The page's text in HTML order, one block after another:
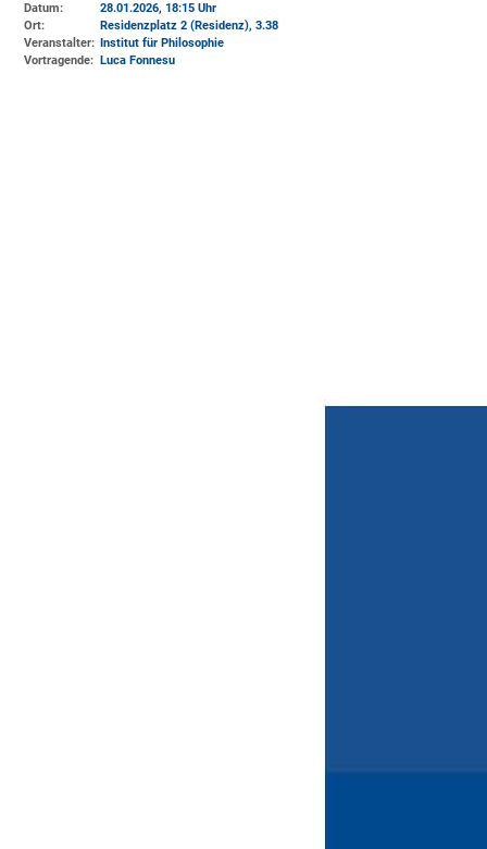
Datum:
28.01.2026, 18:15 Uhr
Ort:
Residenzplatz 2 (Residenz), 3.38
Veranstalter:
Institut für Philosophie
Vortragende:
Luca Fonnesu